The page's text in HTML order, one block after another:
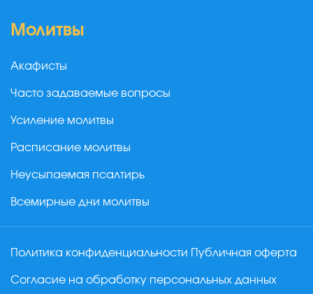
Молитвы
Акафисты
Часто задаваемые вопросы
Усиление молитвы
Расписание молитвы
Неусыпаемая псалтирь
Всемирные дни молитвы
Политика конфиденциальности Публичная оферта
Согласие на обработку персональных данных